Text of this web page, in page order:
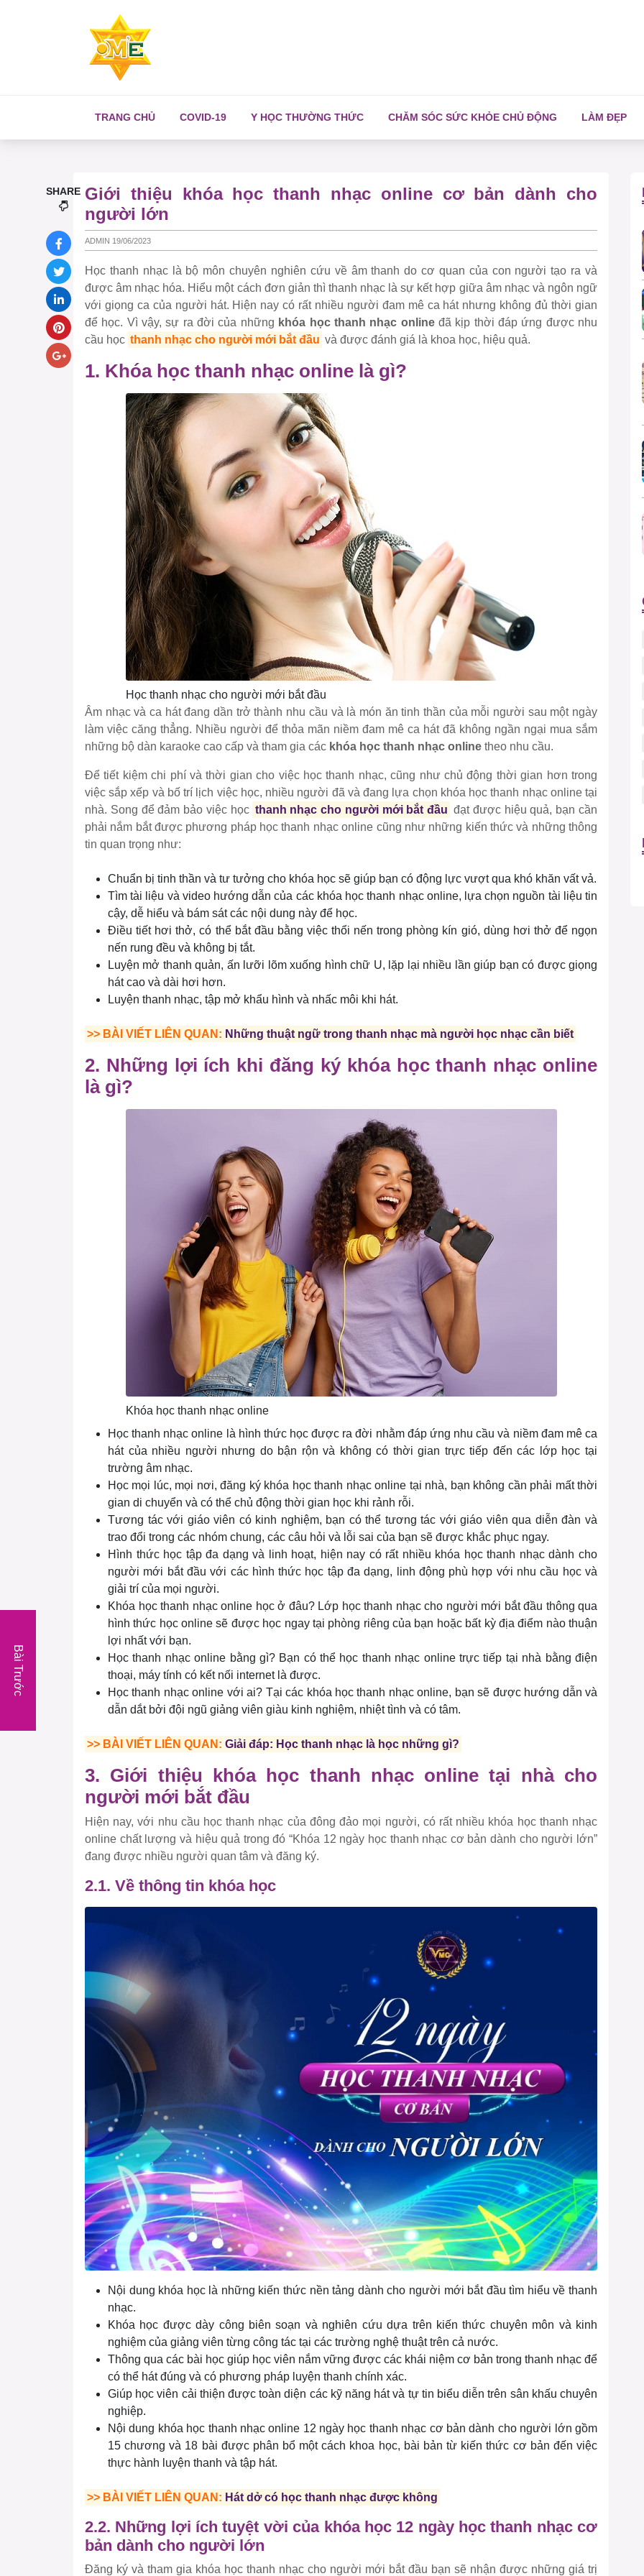
TRANG CHỦ COVID-19 Y HỌC THƯỜNG THỨC CHĂM SÓC SỨC KHỎE CHỦ ĐỘNG LÀM ĐẸP
Giới thiệu khóa học thanh nhạc online cơ bản dành cho
người lớn
ADMIN 19/06/2023
Học thanh nhạc là bộ môn chuyên nghiên cứu về âm thanh do cơ quan của con người tạo ra và
được âm nhạc hóa. Hiểu một cách đơn giản thì thanh nhạc là sự kết hợp giữa âm nhạc và ngôn ngữ
với giọng ca của người hát. Hiện nay có rất nhiều người đam mê ca hát nhưng không đủ thời gian
để học. Vì vậy, sự ra đời của những khóa học thanh nhạc online đã kịp thời đáp ứng được nhu
cầu học thanh nhạc cho người mới bắt đầu và được đánh giá là khoa học, hiệu quả.
1. Khóa học thanh nhạc online là gì?
Học thanh nhạc cho người mới bắt đầu
Âm nhạc và ca hát đang dần trở thành nhu cầu và là món ăn tinh thần của mỗi người sau một ngày
làm việc căng thẳng. Nhiều người để thỏa mãn niềm đam mê ca hát đã không ngần ngại mua sắm
những bộ dàn karaoke cao cấp và tham gia các khóa học thanh nhạc online theo nhu cầu.
Để tiết kiệm chi phí và thời gian cho việc học thanh nhạc, cũng như chủ động thời gian hơn trong
việc sắp xếp và bố trí lịch việc học, nhiều người đã và đang lựa chọn khóa học thanh nhạc online tại
nhà. Song để đảm bảo việc học thanh nhạc cho người mới bắt đầu đạt được hiệu quả, bạn cần
phải nắm bắt được phương pháp học thanh nhạc online cũng như những kiến thức và những thông
tin quan trọng như:
Chuẩn bị tinh thần và tư tưởng cho khóa học sẽ giúp bạn có động lực vượt qua khó khăn vất vả.
Tìm tài liệu và video hướng dẫn của các khóa học thanh nhạc online, lựa chọn nguồn tài liệu tin
cậy, dễ hiểu và bám sát các nội dung này để học.
Điều tiết hơi thở, có thể bắt đầu bằng việc thổi nến trong phòng kín gió, dùng hơi thở để ngọn
nến rung đều và không bị tắt.
Luyện mở thanh quản, ấn lưỡi lõm xuống hình chữ U, lặp lại nhiều lần giúp bạn có được giọng
hát cao và dài hơi hơn.
Luyện thanh nhạc, tập mở khẩu hình và nhấc môi khi hát.
>> BÀI VIẾT LIÊN QUAN: Những thuật ngữ trong thanh nhạc mà người học nhạc cần biết
2. Những lợi ích khi đăng ký khóa học thanh nhạc online
là gì?
Khóa học thanh nhạc online
Học thanh nhạc online là hình thức học được ra đời nhằm đáp ứng nhu cầu và niềm đam mê ca
hát của nhiều người nhưng do bận rộn và không có thời gian trực tiếp đến các lớp học tại
trường âm nhạc.
Học mọi lúc, mọi nơi, đăng ký khóa học thanh nhạc online tại nhà, bạn không cần phải mất thời
gian di chuyển và có thể chủ động thời gian học khi rảnh rỗi.
Tương tác với giáo viên có kinh nghiệm, bạn có thể tương tác với giáo viên qua diễn đàn và
trao đổi trong các nhóm chung, các câu hỏi và lỗi sai của bạn sẽ được khắc phục ngay.
Hình thức học tập đa dạng và linh hoạt, hiện nay có rất nhiều khóa học thanh nhạc dành cho
người mới bắt đầu với các hình thức học tập đa dạng, linh động phù hợp với nhu cầu học và
giải trí của mọi người.
Khóa học thanh nhạc online học ở đâu? Lớp học thanh nhạc cho người mới bắt đầu thông qua
hình thức học online sẽ được học ngay tại phòng riêng của bạn hoặc bất kỳ địa điểm nào thuận
lợi nhất với bạn.
Học thanh nhạc online bằng gì? Bạn có thể học thanh nhạc online trực tiếp tại nhà bằng điện
thoại, máy tính có kết nối internet là được.
Học thanh nhạc online với ai? Tại các khóa học thanh nhạc online, bạn sẽ được hướng dẫn và
dẫn dắt bởi đội ngũ giảng viên giàu kinh nghiệm, nhiệt tình và có tâm.
>> BÀI VIẾT LIÊN QUAN:Giải đáp: Học thanh nhạc là học những gì?
3. Giới thiệu khóa học thanh nhạc online tại nhà cho
người mới bắt đầu
Hiện nay, với nhu cầu học thanh nhạc của đông đảo mọi người, có rất nhiều khóa học thanh nhạc
online chất lượng và hiệu quả trong đó “Khóa 12 ngày học thanh nhạc cơ bản dành cho người lớn”
đang được nhiều người quan tâm và đăng ký.
2.1. Về thông tin khóa học
Nội dung khóa học là những kiến thức nền tảng dành cho người mới bắt đầu tìm hiểu về thanh
nhạc.
Khóa học được dày công biên soạn và nghiên cứu dựa trên kiến thức chuyên môn và kinh
nghiệm của giảng viên từng công tác tại các trường nghệ thuật trên cả nước.
Thông qua các bài học giúp học viên nắm vững được các khái niệm cơ bản trong thanh nhạc để
có thể hát đúng và có phương pháp luyện thanh chính xác.
Giúp học viên cải thiện được toàn diện các kỹ năng hát và tự tin biểu diễn trên sân khấu chuyên
nghiệp.
Nội dung khóa học thanh nhạc online 12 ngày học thanh nhạc cơ bản dành cho người lớn gồm
15 chương và 18 bài được phân bổ một cách khoa học, bài bản từ kiến thức cơ bản đến việc
thực hành luyện thanh và tập hát.
>> BÀI VIẾT LIÊN QUAN: Hát dở có học thanh nhạc được không
2.2. Những lợi ích tuyệt vời của khóa học 12 ngày học thanh nhạc cơ
bản dành cho người lớn
Đăng ký và tham gia khóa học thanh nhạc cho người mới bắt đầu bạn sẽ nhận được những giá trị
SHARE
Bài Trước